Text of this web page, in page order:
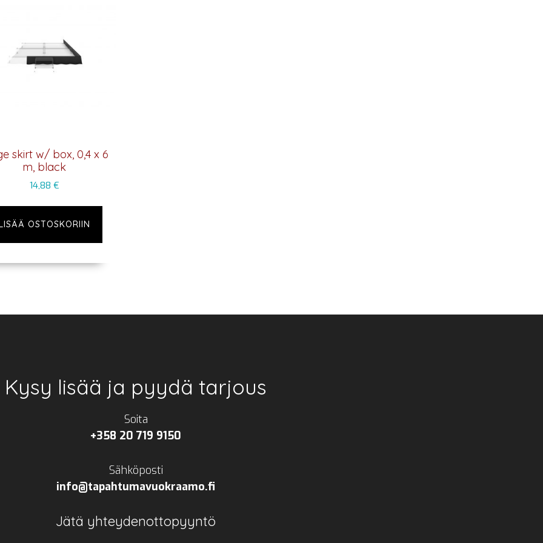
skirt w/ box, 0,4 x 6
m, black
14,88 €
OSTOSKORIIN
Kysy lisää ja pyydä tarjous
Soita
+358 20 719 9150
Sähköposti
info@tapahtumavuokraamo.fi
Jätä yhteydenottopyyntö